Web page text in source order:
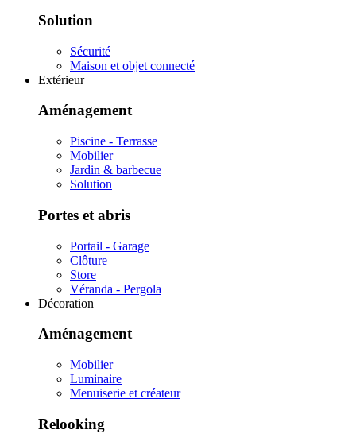
Solution
Sécurité
Maison et objet connecté
Extérieur
Aménagement
Piscine - Terrasse
Mobilier
Jardin & barbecue
Solution
Portes et abris
Portail - Garage
Clôture
Store
Véranda - Pergola
Décoration
Aménagement
Mobilier
Luminaire
Menuiserie et créateur
Relooking